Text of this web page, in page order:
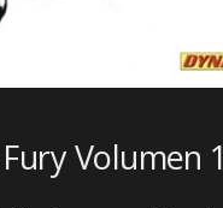
Volumen 1